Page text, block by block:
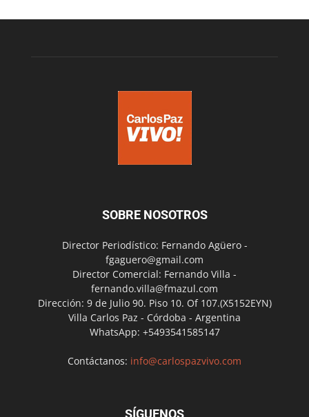
SOBRE NOSOTROS
Director Periodístico: Fernando Agüero -
fgaguero@gmail.com
Director Comercial: Fernando Villa -
fernando.villa@fmazul.com
Dirección: 9 de Julio 90. Piso 10. Of 107.(X5152EYN)
Villa Carlos Paz - Córdoba - Argentina
WhatsApp: +5493541585147
Contáctanos: info@carlospazvivo.com
SÍGUENOS